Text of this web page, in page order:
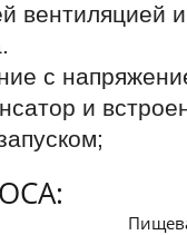
вентиляцией
с
и